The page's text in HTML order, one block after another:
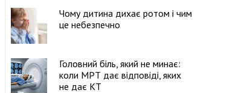
Чому дитина дихає ротом і чим
це небезпечно
Головний біль, який не минає:
коли МРТ дає відповіді, яких
не дає КТ